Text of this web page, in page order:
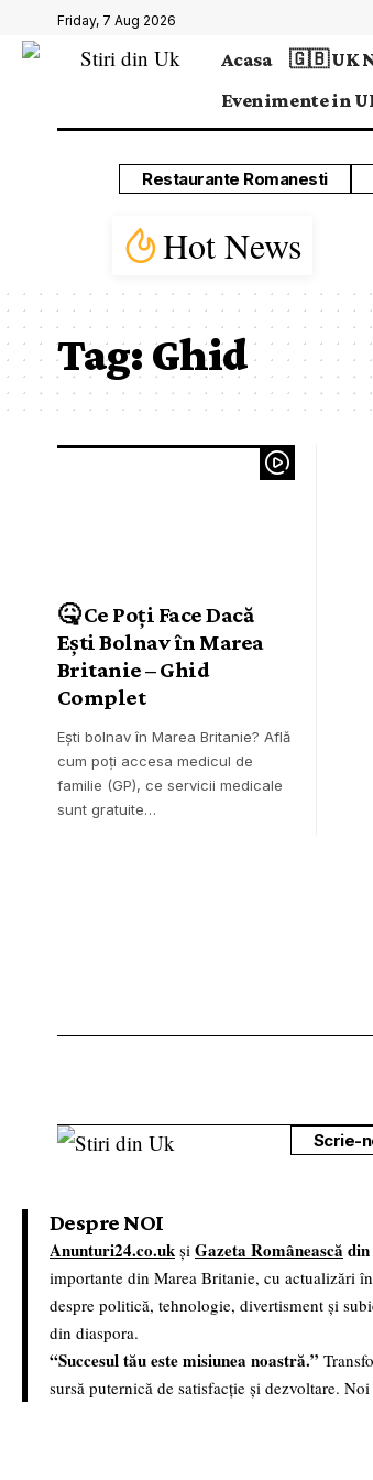
Friday, 7 Aug 2026
Acasa 🇬🇧 UK
Evenimente in
Restaurante Romanesti
Hot News
Tag: Ghid
🤒 Ce Poți Face Dacă
Ești Bolnav în Marea
Britanie – Ghid
Complet
Ești bolnav în Marea Britanie? Află
cum poți accesa medicul de
familie (GP), ce servicii medicale
sunt gratuite…
Scrie-
Despre NOI
Anunturi24.co.uk și Gazeta Românească
importante din Marea Britanie, cu actualizări
despre politică, tehnologie, divertisment și
din diaspora.
“Succesul tău este misiunea noastră.”
sursă puternică de satisfacție și dezvoltare.